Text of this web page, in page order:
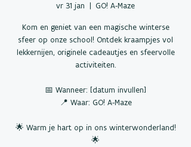
vr 31 jan
  |
GO! A-Maze
Kom en geniet van een magische winterse
sfeer op onze school! Ontdek kraampjes vol
lekkernijen, originele cadeautjes en sfeervolle
activiteiten.
📅 Wanneer: [datum invullen]
📍 Waar: GO! A-Maze
🌟 Warm je hart op in ons winterwonderland!
🌟